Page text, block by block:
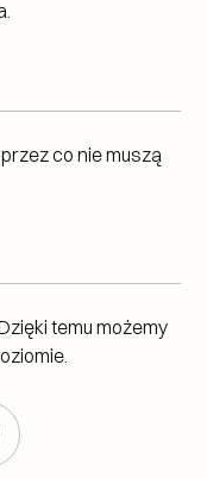
co nie muszą
temu możemy